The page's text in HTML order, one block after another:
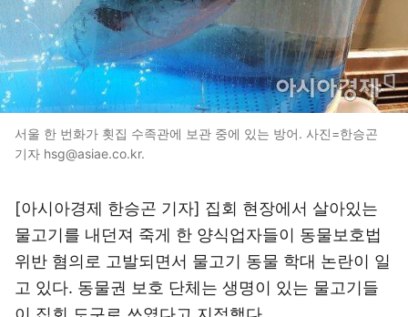
서울 한 번화가 횟집 수족관에 보관 중에 있는 방어. 사진=한승곤
기자 hsg@asiae.co.kr.
[아시아경제 한승곤 기자] 집회 현장에서 살아있는
물고기를 내던져 죽게 한 양식업자들이 동물보호법
위반 혐의로 고발되면서 물고기 동물 학대 논란이 일
고 있다. 동물권 보호 단체는 생명이 있는 물고기들